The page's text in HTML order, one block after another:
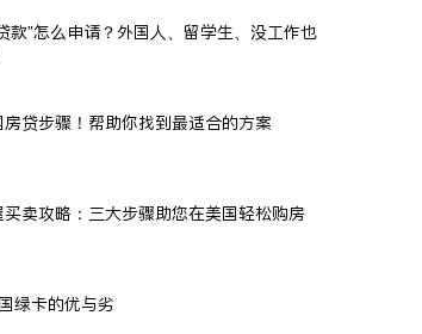
款”怎么申请？外国人、留学生、没工作也
贷步骤！帮助你找到最适合的方案
卖攻略：三大步骤助您在美国轻松购房
绿卡的优与劣